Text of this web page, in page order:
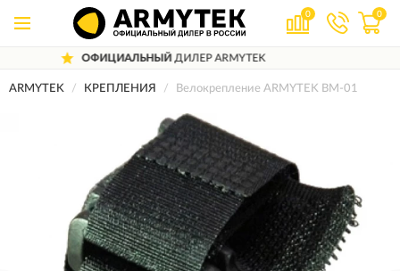
0 0
ДИЛЕР ARMYTEK
ARMYTEK КРЕПЛЕНИЯ Велокрепление ARMYTEK BM-01